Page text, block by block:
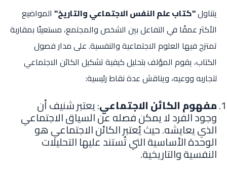
يتناول"كتاب علم النفس الاجتماعي والتاريخ" المواضيع
الأكثر عمقًا في التفاعل بين الشخص والمجتمع، مستعينًا بمقاربة
تمتزج فيها العلوم الاجتماعية والنفسية. على مدار فصول
الكتاب، يقوم المؤلف بتحليل كيفية تشكيل الكائن الاجتماعي
لتجاربه ووعيه، ويناقش عدة نقاط رئيسية:
مفهوم الكائن الاجتماعي: يعتبر شنيف أن
وجود الفرد لا يمكن فصله عن السياق الاجتماعي
الذي يعايشه. حيث يُعتبر الكائن الاجتماعي هو
الوحدة الأساسية التي تُستند عليها التحليلات
النفسية والتاريخية.